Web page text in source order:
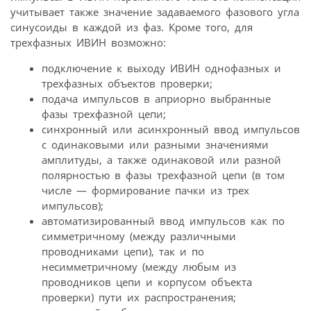
учитывает также значение задаваемого фазового угла
синусоиды в каждой из фаз. Кроме того, для
трехфазных ИВИН возможно:
подключение к выходу ИВИН однофазных и
трехфазных объектов проверки;
подача импульсов в априорно выбранные
фазы трехфазной цепи;
синхронный или асинхронный ввод импульсов
с одинаковыми или разными значениями
амплитуды, а также одинаковой или разной
полярностью в фазы трехфазной цепи (в том
числе — формирование пачки из трех
импульсов);
автоматизированный ввод импульсов как по
симметричному (между различными
проводниками цепи), так и по
несимметричному (между любым из
проводников цепи и корпусом объекта
проверки) пути их распространения;